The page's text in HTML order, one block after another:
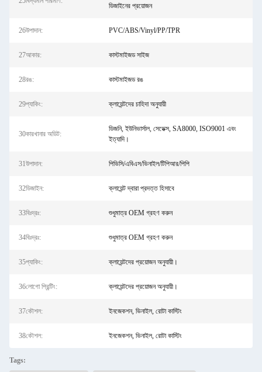
ডিজাইনের প্রয়োজন
26উপাদান: PVC/ABS/Vinyl/PP/TPR
27আকার: কাস্টমাইজড সাইজ
28রঙ: কাস্টমাইজড রঙ
29প্যাকিং: ক্লায়েন্টদের চাহিদা অনুযায়ী
30কারখানার অডিট:
ডিজনি, ইউনিভার্সাল, সেডেক্স, SA8000, ISO9001 এবং
ইত্যাদি।
31উপাদান: পিভিসি/এবিএস/ভিনাইল/টিপিআর/পিপি
32ডিজাইন: ক্লায়েন্ট দ্বারা প্রদত্ত হিসাবে
33বিঃদ্রঃ: শুধুমাত্র OEM গ্রহণ করুন
34বিঃদ্রঃ: শুধুমাত্র OEM গ্রহণ করুন
35প্যাকিং: ক্লায়েন্টদের প্রয়োজন অনুযায়ী।
36লোগো প্রিন্টিং: ক্লায়েন্টদের প্রয়োজন অনুযায়ী।
37কৌশল: ইনজেকশন, ভিনাইল, রোটা কাস্টিং
38কৌশল: ইনজেকশন, ভিনাইল, রোটা কাস্টিং
Tags: